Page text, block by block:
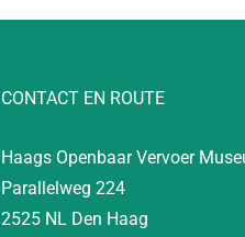
CONTACT EN ROUTE
Haags Openbaar Vervoer
Parallelweg 224
2525 NL Den Haag